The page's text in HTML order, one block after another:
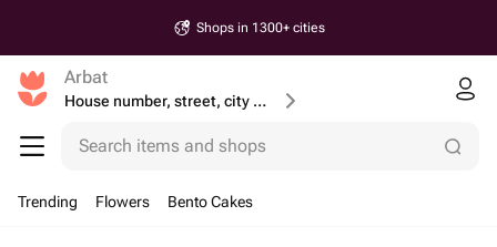
Shops in 1300+ cities
Arbat
House number, street, city or postcode
Search items and shops
Trending Flowers Bento Cakes